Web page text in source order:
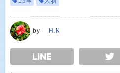
by H.K
TWEET